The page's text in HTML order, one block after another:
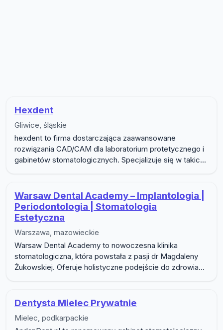
Hexdent
Gliwice, śląskie
hexdent to firma dostarczająca zaawansowane
rozwiązania CAD/CAM dla laboratorium protetycznego i
gabinetów stomatologicznych. Specjalizuje się w takic...
Warsaw Dental Academy – Implantologia |
Periodontologia | Stomatologia
Estetyczna
Warszawa, mazowieckie
Warsaw Dental Academy to nowoczesna klinika
stomatologiczna, która powstała z pasji dr Magdaleny
Żukowskiej. Oferuje holistyczne podejście do zdrowia...
Dentysta Mielec Prywatnie
Mielec, podkarpackie